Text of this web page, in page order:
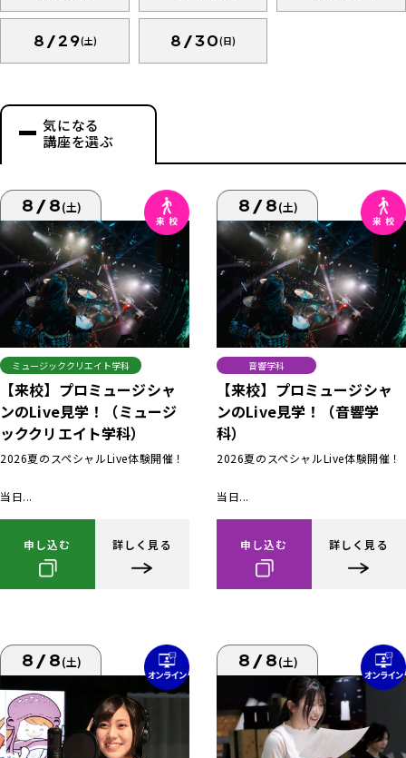
8/29(土) 8/30(日)
気になる
講座を選ぶ
8/8(土)
ミュージッククリエイト学科
【来校】プロミュージシャ
ンのLive見学！（ミュージ
ッククリエイト学科）
2026夏のスペシャルLive体験開催！
当日...
申し込む 詳しく見る
8/8(土)
音響学科
【来校】プロミュージシャ
ンのLive見学！（音響学
科）
2026夏のスペシャルLive体験開催！
当日...
申し込む 詳しく見る
8/8(土) 8/8(土)